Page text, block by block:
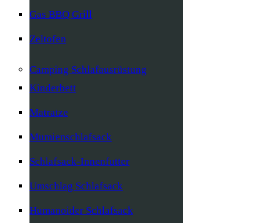
Gas BBQ Grill
Zeltofen
Camping Schlafausrüstung
Kinderbett
Matratze
Mumienschlafsack
Schlafsack-Innenfutter
Umschlag Schlafsack
Humanoider Schlafsack